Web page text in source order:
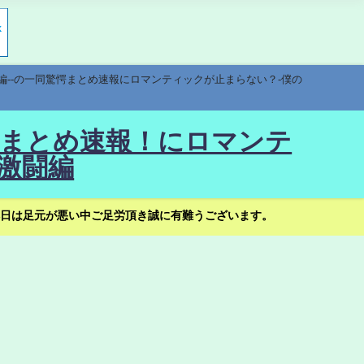
の一同驚愕まとめ速報にロマンティックが止まらない？-僕の
とめ速報！にロマンテ
闘編
足元が悪い中ご足労頂き誠に有難うございます。